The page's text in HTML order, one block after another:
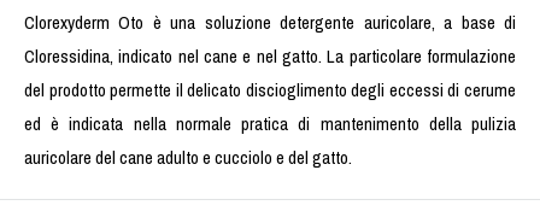
Clorexyderm Oto è una soluzione detergente auricolare, a base di
Cloressidina, indicato nel cane e nel gatto. La particolare formulazione
del prodotto permette il delicato discioglimento degli eccessi di cerume
ed è indicata nella normale pratica di mantenimento della pulizia
auricolare del cane adulto e cucciolo e del gatto.